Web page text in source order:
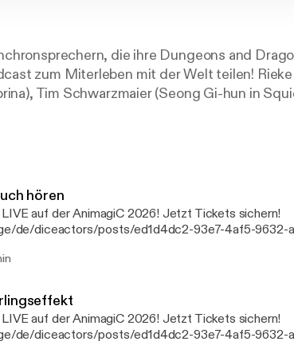
die ihre Dungeons and
zum Miterleben mit der Welt teilen!
Tim Schwarzmaier (Seong Gi-hun in
sich gemeinsam mit ihrem Spielleiter
hören
auf der AnimagiC 2026! Jetzt Tickets sichern!
de/diceactors/posts/ed1d4dc2-93e7-4af5-9632-
lauern. Wie groß noch ist die Präsenz der verhüllten
die für manche Menschen schwer zu verarbeiten
hervorrufen könnten. Sollten dich bestimmte
wir, zwischendurch eine Pause zu machen
jeder Folge wird der Inhalt der jeweils letzten
auf der AnimagiC 2026! Jetzt Tickets sichern!
de/diceactors/posts/ed1d4dc2-93e7-4af5-9632-